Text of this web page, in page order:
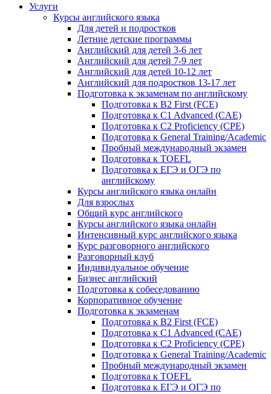
Услуги
Курсы английского языка
Для детей и подростков
Летние детские программы
Английский для детей 3-6 лет
Английский для детей 7-9 лет
Английский для детей 10-12 лет
Английский для подростков 13-17 лет
Подготовка к экзаменам по английскому
Подготовка к B2 First (FCE)
Подготовка к C1 Advanced (CAE)
Подготовка к C2 Proficiency (CPE)
Подготовка к General Training/Academic
Пробный международный экзамен
Подготовка к TOEFL
Подготовка к ЕГЭ и ОГЭ по
английскому
Курсы английского языка онлайн
Для взрослых
Общий курс английского
Курсы английского языка онлайн
Интенсивный курс английского языка
Курс разговорного английского
Разговорный клуб
Индивидуальное обучение
Бизнес английский
Подготовка к собеседованию
Корпоративное обучение
Подготовка к экзаменам
Подготовка к B2 First (FCE)
Подготовка к C1 Advanced (CAE)
Подготовка к C2 Proficiency (CPE)
Подготовка к General Training/Academic
Пробный международный экзамен
Подготовка к TOEFL
Подготовка к ЕГЭ и ОГЭ по